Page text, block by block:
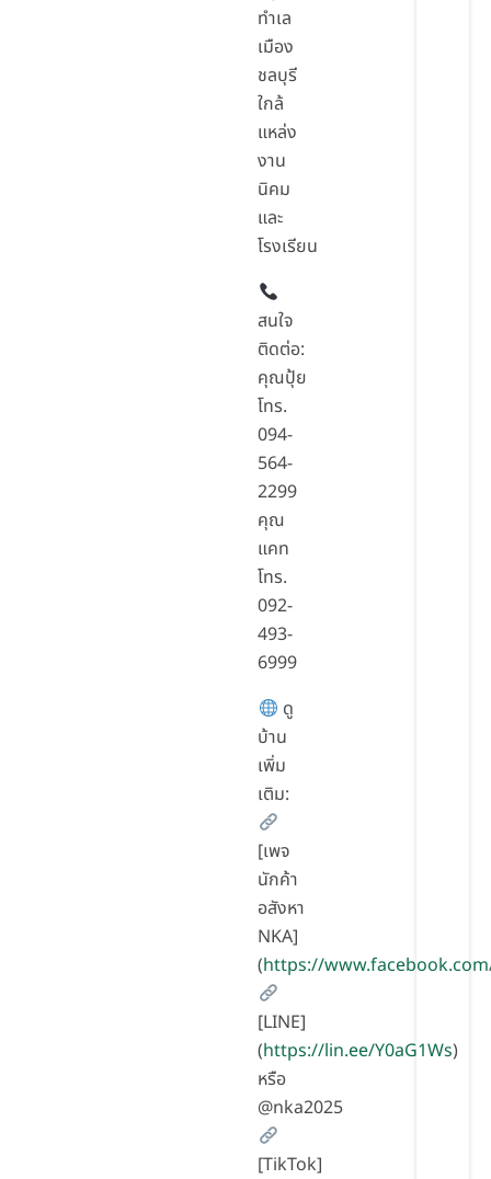
ทำเล
เมือง
ชลบุรี
ใกล้
แหล่ง
งาน
นิคม
และ
โรงเรียน
สนใจ
ติดต่อ:
คุณปุ้ย
โทร.
094-
564-
2299
คุณ
แคท
โทร.
092-
493-
6999
ดู
บ้าน
เพิ่ม
เติม:
[เพจ
นักค้า
อสังหา
NKA]
(https://
[LINE]
(https://lin.ee/Y0aG1Ws)
หรือ
@nka2025
[TikTok]